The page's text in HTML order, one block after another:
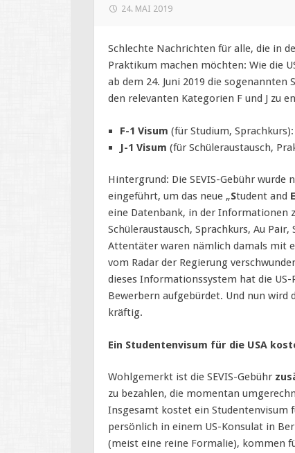
24. MAI 2019
Schlechte Nachrichten für alle, die in
Praktikum machen möchten: Wie die
ab dem 24. Juni 2019 die sogenannten
den relevanten Kategorien F und J zu
F-1 Visum (für Studium,
J-1 Visum (für Schüleraustausch,
Hintergrund: Die SEVIS-Gebühr wurde
eingeführt, um das neue „Student and E
eine Datenbank, in der Informationen
Schüleraustausch, Sprachkurs, Au
Attentäter waren nämlich damals mit
vom Radar der Regierung
dieses Informationssystem hat die
Bewerbern aufgebürdet. Und nun wird
kräftig.
Ein Studentenvisum für die USA
Wohlgemerkt ist die SEVIS-Gebühr
zu bezahlen, die momentan
Insgesamt kostet ein Studentenvisum
persönlich in einem US-Konsulat in
(meist eine reine Formalie), kommen